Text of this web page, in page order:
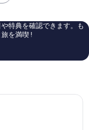
ニ
ュ
い、
口
98
口
特典を確認できます。も
を満喫 !